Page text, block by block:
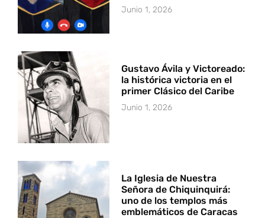
Junio 1, 2026
Gustavo Ávila y Victoreado:
la histórica victoria en el
primer Clásico del Caribe
Junio 1, 2026
La Iglesia de Nuestra
Señora de Chiquinquirá:
uno de los templos más
emblemáticos de Caracas